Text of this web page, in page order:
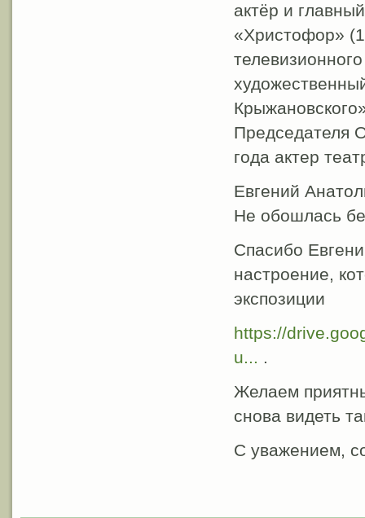
актёр и
«Христофор»
Председателя
года актер
Евгений
Не обошлась
Спасибо
настроение,
экспозиции
https://
u... .
Желаем
снова видеть
С уважением,